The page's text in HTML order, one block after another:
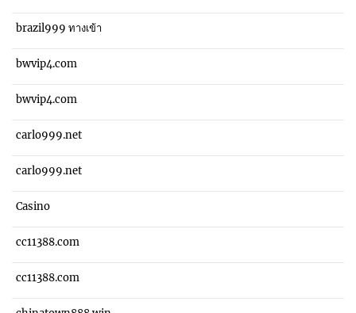
brazil999 ทางเข้า
bwvip4.com
bwvip4.com
carlo999.net
carlo999.net
Casino
cc11388.com
cc11388.com